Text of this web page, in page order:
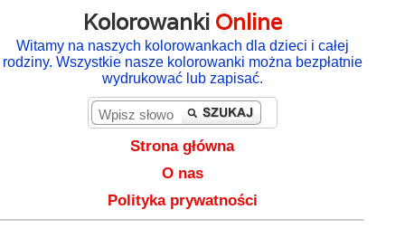
Kolorowanki Online
Witamy na naszych kolorowankach dla dzieci i całej
rodziny. Wszystkie nasze kolorowanki można bezpłatnie
wydrukować lub zapisać.
Strona główna
O nas
Polityka prywatności